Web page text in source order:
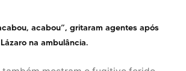
acabou”, gritaram agentes após
na ambulância.